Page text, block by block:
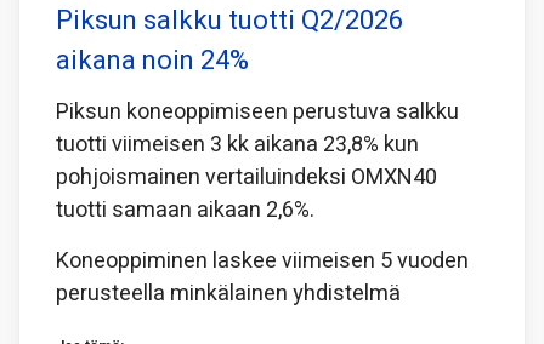
Piksun salkku tuotti Q2/2026
aikana noin 24%
Piksun koneoppimiseen perustuva salkku
tuotti viimeisen 3 kk aikana 23,8% kun
pohjoismainen vertailuindeksi OMXN40
tuotti samaan aikaan 2,6%.
Koneoppiminen laskee viimeisen 5 vuoden
perusteella minkälainen yhdistelmä